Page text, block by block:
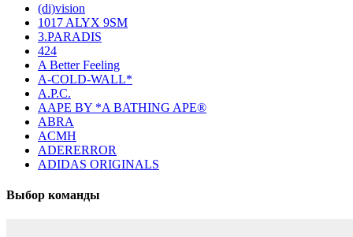
(di)vision
1017 ALYX 9SM
3.PARADIS
424
A Better Feeling
A-COLD-WALL*
A.P.C.
AAPE BY *A BATHING APE®
ABRA
ACMH
ADERERROR
ADIDAS ORIGINALS
Выбор команды